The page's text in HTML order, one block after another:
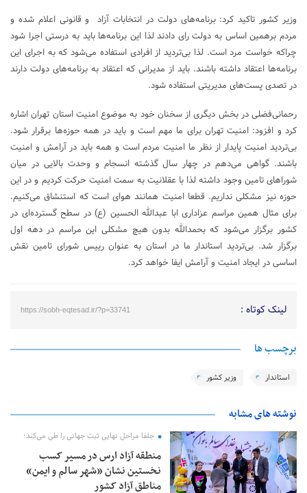
وزیر کشور تاکید کرد: برنامه‌های دولت در انتخابات آزاد و قانونی اعلام شده و
مردم برهمین اساس به دولت رای دادند لذا این برنامه‌ها باید به درستی اجرا شود
چراکه خواست مرد است. لذا بی‌تردید از افرادی استفاده می‌شود که به اجرای این
برنامه‌ها اعتقاد داشته باشند. باید از مدیرانی که اعتقاد به برنامه‌های دولت دارند
در تصدی پست‌های مدیریتی استفاده شود.
رحمانی‌فضلی در بخش دیگری از سخنان خود به موضوع امنیت استان تهران اشاره
کرد و افزود: امنیت تهران برای ما مهم است و باید در همه حوزه‌ها برقرار شود.
بی‌تردید امنیت پایدار از نظر ما امنیت مردم است و همه باید در آرامش و امنیت
باشند. گواهی می‌دهم در چهار سال گذشته انسجام و وحدت بالایی در میان
شوراهای تامین وجود داشته لذا با عقلانیت به سمت امنیت حرکت کردیم و در این
حوزه نیز مشکلی نداریم. قطعا امنیت همانند هوای است که استنشاق می‌کنیم.
برای مثال همین مراسم عزاداری ابا عبدالله الحسین (ع) در سطح گسترده‌ای در
کشور برگزار می‌شود که بحمدالله بدون هیچ مشکلی این مراسم در دهه اول
برگزار شد. بی‌تردید استاندار ما در استان به عنوان رییس شورای تامین نقش
اساسی در ایجاد امنیت و آرامش ایفا خواهد کرد.
لینک کوتاه : https://sobh-eqtesad.ir/?p=33741
برچسب ها
استاندار وزیر کشور
نوشته های مشابه
جلفا مراحل نهایی ثبت جهانی را طی می‌کند؛
منطقه آزاد ارس در مسیر کسب
نخستین نشان «شهر سالم و ایمن»
مناطق آزاد کشور